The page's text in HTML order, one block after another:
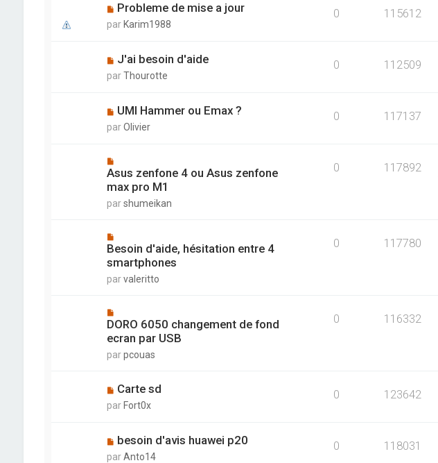
Probleme de mise a jour
par Karim1988
0 115612
J'ai besoin d'aide
parThourotte
0 112509
UMI Hammer ou Emax ?
parOlivier
0 117137
Asus zenfone 4 ou Asus zenfone
max pro M1
parshumeikan
0 117892
Besoin d'aide, hésitation entre 4
smartphones
parvaleritto
0 117780
DORO 6050 changement de fond
ecran par USB
parpcouas
0 116332
Carte sd
par Fort0x
0 123642
besoin d'avis huawei p20
parAnto14
0 118031